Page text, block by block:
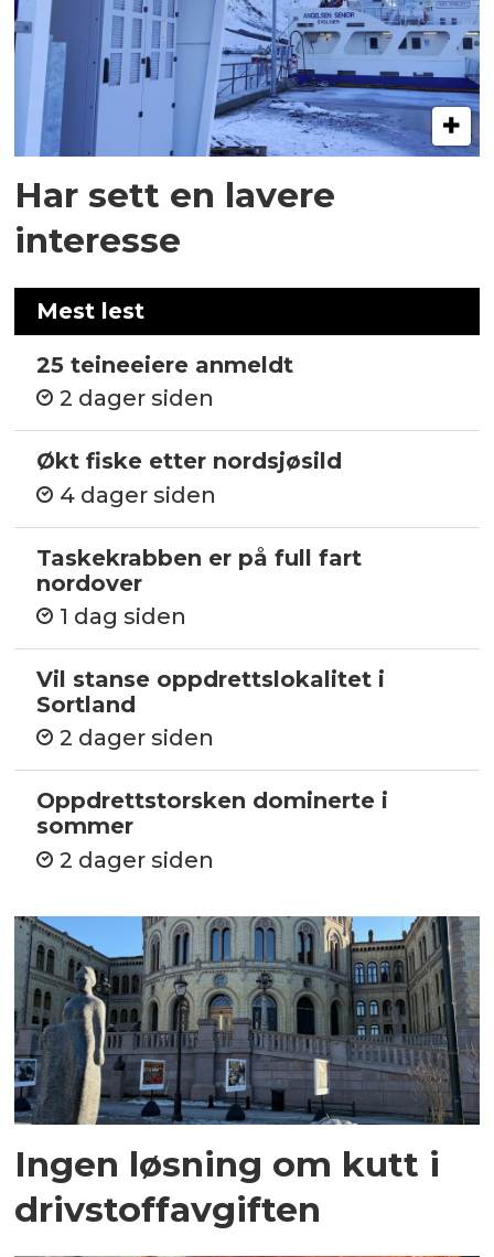
Har sett en lavere
interesse
Mest lest
25 teineeiere anmeldt
2 dager siden
Økt fiske etter nordsjøsild
4 dager siden
Taskekrabben er på full fart
nordover
1 dag siden
Vil stanse oppdrettslokalitet i
Sortland
2 dager siden
Oppdrettstorsken dominerte i
sommer
2 dager siden
Ingen løsning om kutt i
drivstoffavgiften